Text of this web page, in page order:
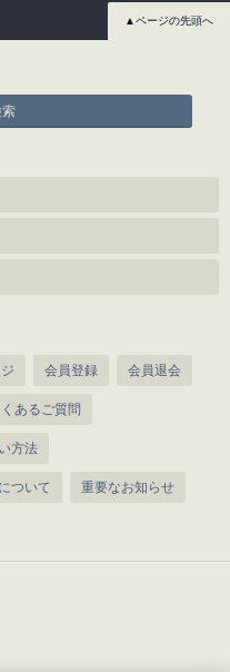
▲ページの先頭へ
会員登録 会員退会
あるご質問
方法
ついて 重要なお知らせ